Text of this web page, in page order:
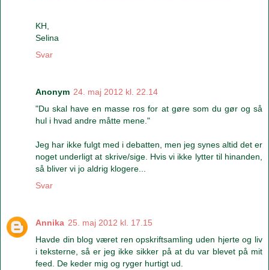
KH,
Selina
Svar
Anonym 24. maj 2012 kl. 22.14
"Du skal have en masse ros for at gøre som du gør og så
hul i hvad andre måtte mene."
Jeg har ikke fulgt med i debatten, men jeg synes altid det er
noget underligt at skrive/sige. Hvis vi ikke lytter til hinanden,
så bliver vi jo aldrig klogere...
Svar
Annika 25. maj 2012 kl. 17.15
Havde din blog været ren opskriftsamling uden hjerte og liv
i teksterne, så er jeg ikke sikker på at du var blevet på mit
feed. De keder mig og ryger hurtigt ud.